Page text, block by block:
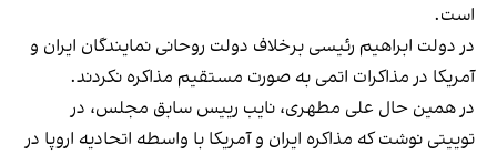
است.
در دولت ابراهیم رئیسی برخلاف دولت روحانی نمایندگان ایران و
آمریکا در مذاکرات اتمی به صورت مستقیم مذاکره نکردند.
در همین حال علی مطهری، نایب رییس سابق مجلس، در
توییتی نوشت که مذاکره ایران و آمریکا با واسطه اتحادیه اروپا در